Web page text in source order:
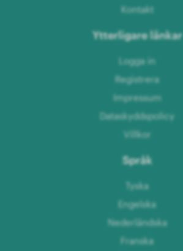
Kontakt
Ytterligare länkar
Logga in
Registrera
Impressum
Dataskyddspolicy
Villkor
Språk
Tyska
Engelska
Nederländska
Franska